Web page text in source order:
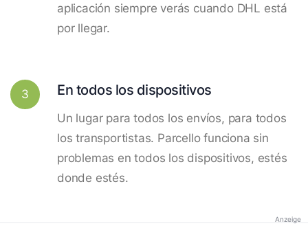
aplicación siempre verás cuando DHL está
por llegar.
3 En todos los dispositivos
Un lugar para todos los envíos, para todos
los transportistas. Parcello funciona sin
problemas en todos los dispositivos, estés
donde estés.
Anzeige